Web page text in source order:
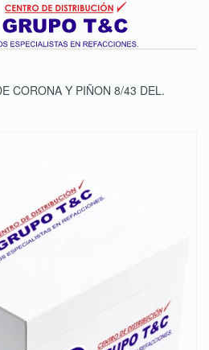
CORONA Y PIÑON 8/43 DEL.